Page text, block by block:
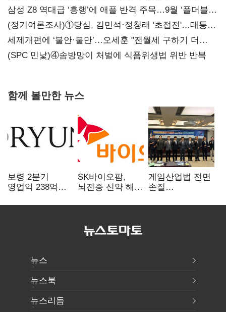
삼성 Z8 역대급 ‘흥행’에 애플 반격 주목…9월 ‘폴더블
대전’
(정기여론조사)①당심, 김민석·정청래 '초접전'…대통령
지지도 '50% 아래로'(종합)
세제개편에 ‘불안·불만’…오세훈 "전월세 구하기 더
힘들어질 것"
(SPC 민낯)④솜방망이 처벌에 식품위생법 위반 반복
함께 볼만한 뉴스
보령 2분기
영업익 238억…
SK바이오팜,
뇌전증 신약 해외
차세대 신약 개발
게임산업법 전면
손질
규제 걷고
뉴스
뉴스북
뉴스리듬